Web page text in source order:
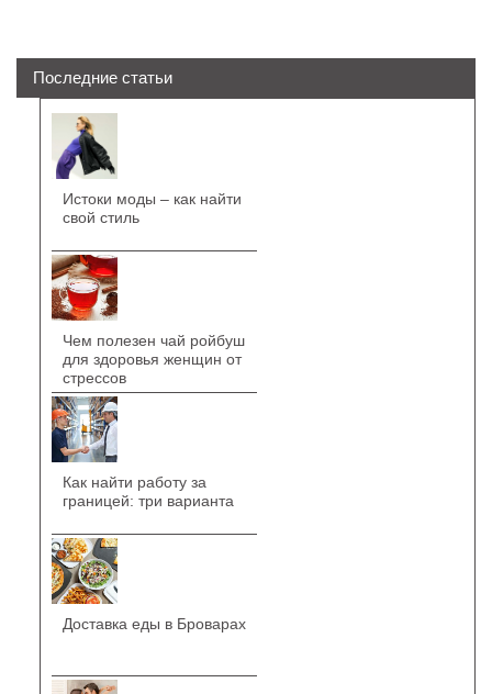
Последние статьи
Истоки моды – как найти
свой стиль
Чем полезен чай ройбуш
для здоровья женщин от
стрессов
Как найти работу за
границей: три варианта
Доставка еды в Броварах